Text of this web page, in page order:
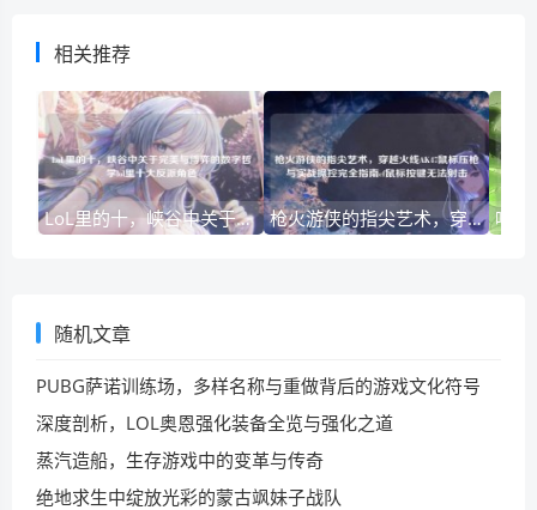
相关推荐
LoL里的十，峡谷中关于完美与博弈的数字哲学lol里十大反派角色 枪火游侠的指尖艺术，穿越火线AK47鼠标压枪与实战操控完全指南cf鼠标按键无法射击
随机文章
PUBG萨诺训练场，多样名称与重做背后的游戏文化符号
深度剖析，LOL奥恩强化装备全览与强化之道
蒸汽造船，生存游戏中的变革与传奇
绝地求生中绽放光彩的蒙古飒妹子战队